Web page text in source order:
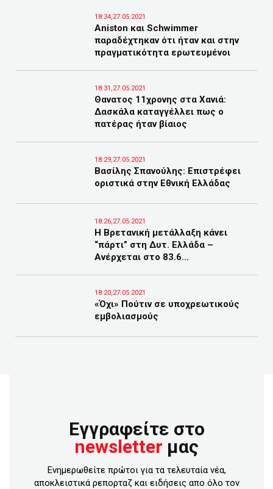
18:34,27.05.2021
Aniston και Schwimmer
παραδέχτηκαν ότι ήταν και στην
πραγματικότητα ερωτευμένοι
18:31,27.05.2021
Θανατος 11χρονης στα Χανιά:
Δασκάλα καταγγέλλει πως ο
πατέρας ήταν βίαιος
18:29,27.05.2021
Βασίλης Σπανούλης: Επιστρέφει
οριστικά στην Εθνική Ελλάδας
18:26,27.05.2021
Η Βρετανική μετάλλαξη κάνει
“πάρτι” στη Δυτ. Ελλάδα –
Ανέρχεται στο 83.6...
18:20,27.05.2021
«Όχι» Πούτιν σε υποχρεωτικούς
εμβολιασμούς
Εγγραφείτε στο
newsletter μας
Ενημερωθείτε πρώτοι για τα τελευταία νέα,
αποκλειστικά ρεπορταζ και ειδήσεις απο όλο τον